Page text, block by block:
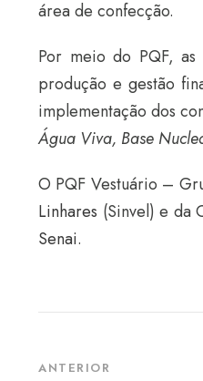
área de confecção.
Por meio do PQF,
produção e gestão
implementação dos
Água Viva, Base
O PQF Vestuário –
Linhares (Sinvel) e da
Senai.
ANTERIOR